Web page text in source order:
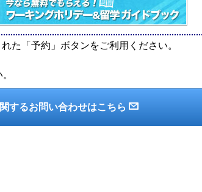
た「予約」ボタンをご利用ください。
するお問い合わせはこちら